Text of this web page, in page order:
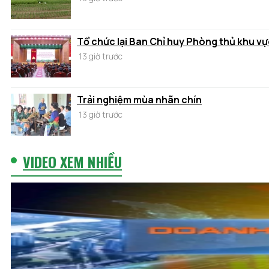
Tổ chức lại Ban Chỉ huy Phòng thủ khu
13 giờ trước
Trải nghiệm mùa nhãn chín
13 giờ trước
VIDEO XEM NHIỀU